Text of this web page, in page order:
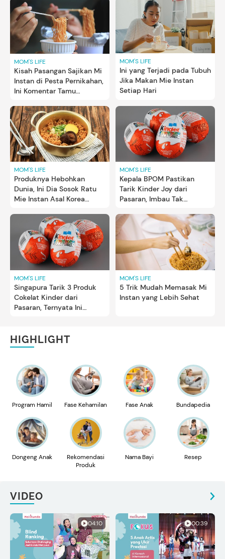
MOM'S LIFE
Kisah Pasangan Sajikan Mi
Instan di Pesta Pernikahan,
Ini Komentar Tamu
MOM'S LIFE
Ini yang Terjadi pada Tubuh
Jika Makan Mie Instan
Setiap Hari
MOM'S LIFE
Produknya Hebohkan
Dunia, Ini Dia Sosok Ratu
Mie Instan Asal Korea
MOM'S LIFE
Kepala BPOM Pastikan
Tarik Kinder Joy dari
Pasaran, Imbau Tak
MOM'S LIFE
Singapura Tarik 3 Produk
Cokelat Kinder dari
Pasaran, Ternyata Ini
MOM'S LIFE
5 Trik Mudah Memasak Mi
Instan yang Lebih Sehat
HIGHLIGHT
Program Hamil Fase Kehamilan Fase Anak Bundapedia
Dongeng Anak
Rekomendasi
Produk
Nama Bayi Resep
VIDEO
04:10 00:39